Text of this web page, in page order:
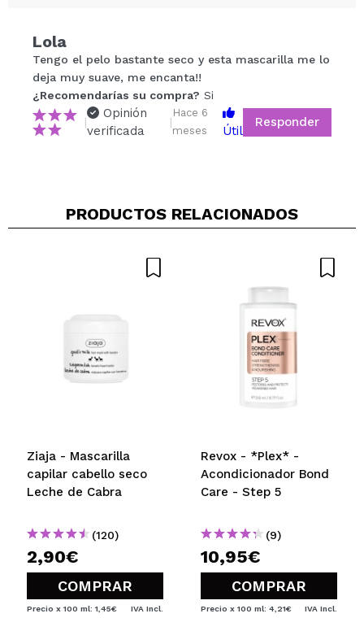
Compartir un vídeo o una foto
Tu vídeo podría ser el primero. Imagínatelo...
¿Recomendarías su compra? Si No
Lola
Tengo el pelo bastante seco y esta mascarilla me lo
deja muy suave, me encanta!!
¿Recomendarías su compra? Si
|
Opinión
verificada
|
Hace 6
meses
Útil
Responder
PRODUCTOS RELACIONADOS
Ziaja - Mascarilla
capilar cabello seco
Leche de Cabra
(120)
2,90€
COMPRAR
Precio x 100 ml: 1,45€ IVA Incl.
Revox - *Plex* -
Acondicionador Bond
Care - Step 5
(9)
10,95€
COMPRAR
Precio x 100 ml: 4,21€ IVA Incl.